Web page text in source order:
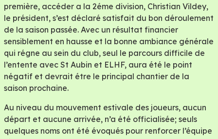
première, accéder a la 2éme division, Christian Vildey,
le président, s’est déclaré satisfait du bon déroulement
de la saison passée. Avec un résultat financier
sensiblement en hausse et la bonne ambiance générale
qui régne au sein du club, seul le parcours difficile de
l’entente avec St Aubin et ELHF, aura été le point
négatif et devrait étre le principal chantier de la
saison prochaine.
Au niveau du mouvement estivale des joueurs, aucun
départ et aucune arrivée, n’a été officialisée; seuls
quelques noms ont été évoqués pour renforcer l’équipe